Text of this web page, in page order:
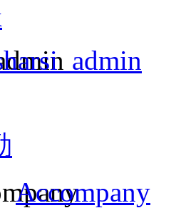
Accompany